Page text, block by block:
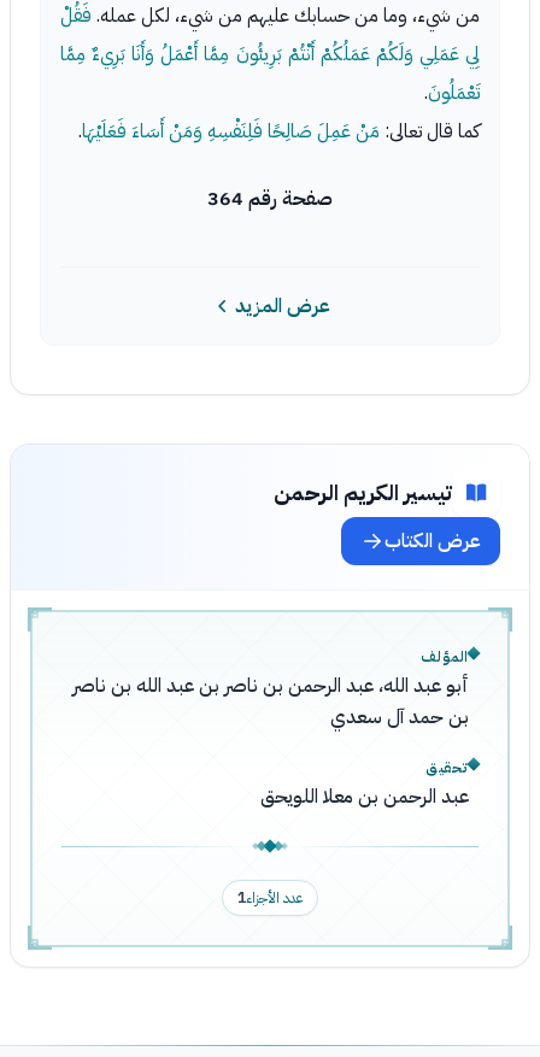
من شيء، وما من حسابك عليهم من شيء، لكل عمله. فَقُلْ
لِي عَمَلِي وَلَكُمْ عَمَلُكُمْ أَنْتُمْ بَرِيئُونَ مِمَّا أَعْمَلُ وَأَنَا بَرِيءٌ مِمَّا
تَعْمَلُونَ.
كما قال تعالى: مَنْ عَمِلَ صَالِحًا فَلِنَفْسِهِ وَمَنْ أَسَاءَ فَعَلَيْهَا.
صفحة رقم 364
عرض المزيد
تيسير الكريم الرحمن
عرض الكتاب
المؤلف
أبو عبد الله، عبد الرحمن بن ناصر بن عبد الله بن ناصر
بن حمد آل سعدي
تحقيق
عبد الرحمن بن معلا اللويحق
عدد الأجزاء1